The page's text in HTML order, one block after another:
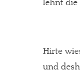
lehnt die
Hirte
und